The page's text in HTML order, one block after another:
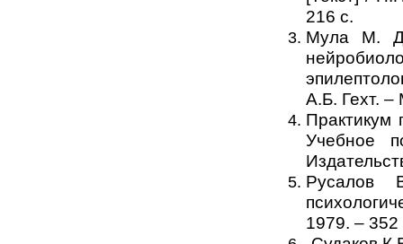
216 с.
Мула М.
А.Б. Гехт.
Практикум
Учебное
Русалов
1979. – 352